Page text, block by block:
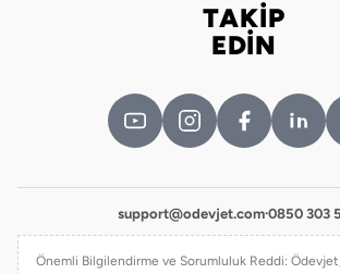
TAKİP
EDİN
support@odevjet.com·0850 303
Önemli Bilgilendirme ve Sorumluluk Reddi: Ödevjet,